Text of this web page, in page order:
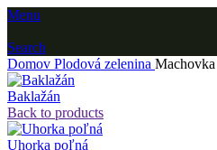
Menu
Search
Domov Plodová zelenina Machovka
Baklažán
Back to products
Uhorka poľná